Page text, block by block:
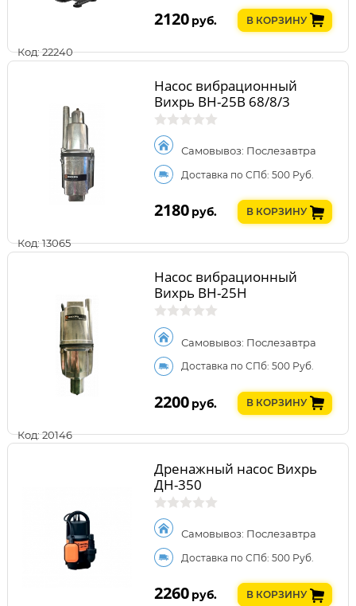
Код: 22240
2120 руб. В КОРЗИНУ
Код: 13065
Насос вибрационный
Вихрь ВН-25В 68/8/3
Самовывоз: Послезавтра
Доставка по СПб: 500 Руб.
2180 руб. В КОРЗИНУ
Код: 20146
Насос вибрационный
Вихрь ВН-25Н
Самовывоз: Послезавтра
Доставка по СПб: 500 Руб.
2200 руб. В КОРЗИНУ
Дренажный насос Вихрь
ДН-350
Самовывоз: Послезавтра
Доставка по СПб: 500 Руб.
2260 руб. В КОРЗИНУ